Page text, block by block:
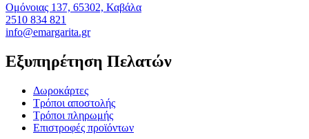
Ομόνοιας 137, 65302, Καβάλα
2510 834 821
info@emargarita.gr
Εξυπηρέτηση Πελατών
Δωροκάρτες
Τρόποι αποστολής
Τρόποι πληρωμής
Επιστροφές προϊόντων